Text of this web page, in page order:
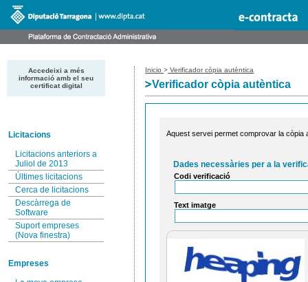
Accedeixi a més
informació amb el seu
certificat digital
Licitacions
Licitacions anteriors a
Juliol de 2013
Últimes licitacions
Cerca de licitacions
Descàrrega de
Software
Suport empreses
(Nova finestra)
Empreses
Inicio> Verificador còpia autèntica
Verificador còpia autèntica
Aquest servei permet comprovar la còpia
Dades necessàries per a la
Codi verificació
Text imatge